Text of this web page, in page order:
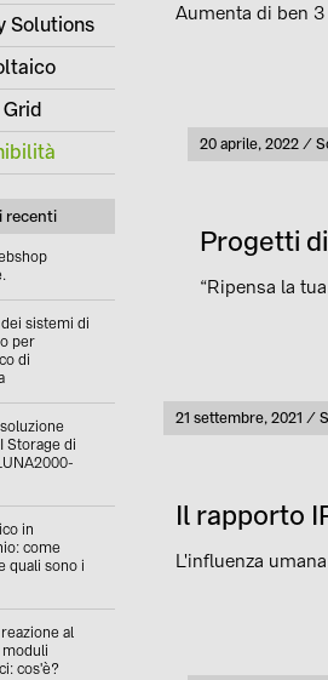
Solutions
recenti
sistemi di
per
di
Storage di
in
come
quali sono i
al
cos'è?
Aumenta di ben
Pubblicato
20 aprile, 2022
Progetti
“Ripensa la
Pubblicato
21 settembre, 2021
Il rapporto
L'influenza